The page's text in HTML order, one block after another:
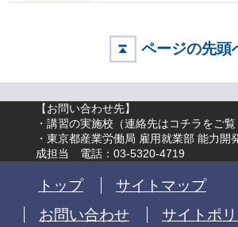
ページの先頭
【お問い合わせ先】
・講習の実施校（連絡先はコチラをご覧
・東京都産業労働局 雇用就業部 能力開
成担当 電話：03-5320-4719
トップ
サイトマップ
お問い合わせ
サイトポ